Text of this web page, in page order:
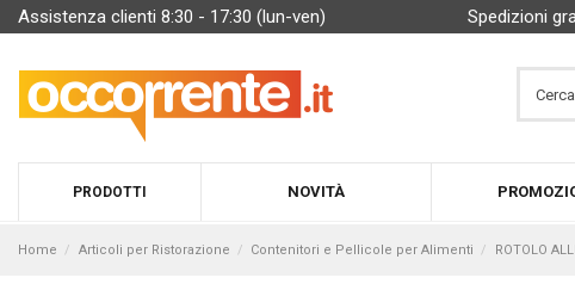
Assistenza clienti 8:30 - 17:30 (lun-ven) Spedizioni
PRODOTTI NOVITÀ
Home Articoli per Ristorazione Contenitori e Pellicole per Alimenti ROTOLO